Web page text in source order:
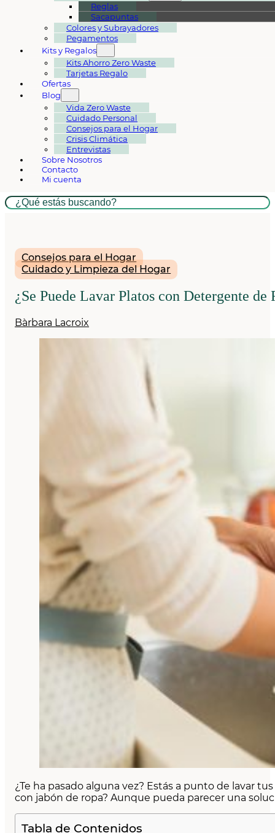
Reglas
Sacapuntas
Colores y Subrayadores
Pegamentos
Kits y Regalos
Kits Ahorro Zero Waste
Tarjetas Regalo
Ofertas
Blog
Vida Zero Waste
Cuidado Personal
Consejos para el Hogar
Crisis Climática
Entrevistas
Sobre Nosotros
Contacto
Mi cuenta
Buscar
Consejos para el Hogar
Cuidado y Limpieza del Hogar
¿Se Puede Lavar Platos con Detergente de
Bàrbara Lacroix
¿Te ha pasado alguna vez? Estás a punto de lavar
con jabón de ropa? Aunque pueda parecer una
Tabla de Contenidos